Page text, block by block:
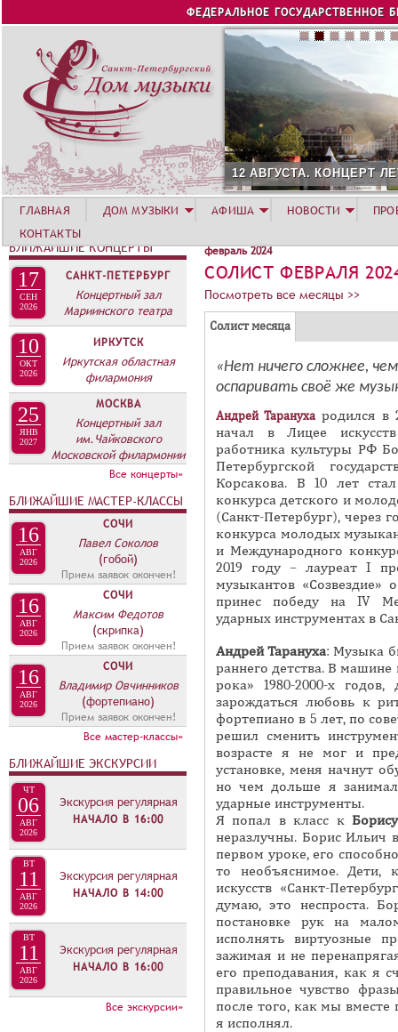
Jump to navigation
ФЕДЕРАЛЬНОЕ ГОСУДАРСТВЕННОЕ
12 АВГУСТА. КОНЦЕРТ
февраль 2024
СОЛИСТ ФЕВРАЛЯ
Посмотреть все месяцы >>
Г
П
П
Д
О
Л
И
М
Ц
Солист месяца(
а
к
т
и
в
н
а
я
в
к
л
а
д
к
а
)
«Нет ничего сложнее,
оспаривать своё же
Андрей Тарануха родился в
начал в Лицее искусств
работника культуры РФ
Петербургской
Корсакова. В 10 лет
конкурса детского и
(Санкт-Петербург), через
конкурса молодых
и Международного
2019 году – лауреат I
музыкантов «Созвездие»
принес победу на IV
ударных инструментах в
АндрейТарануха: Музыка
раннего детства. В машине
рока» 1980-2000-х
зарождаться любовь к
фортепиано в 5 лет, по
решил сменить
возрасте я не мог и
установке, меня начнут
но чем дольше я
ударные инструменты.
Я попал в класс к
неразлучны. Борис Ильич
первом уроке, его
то необъяснимое. Дети,
искусств «Санкт-
думаю, это неспроста.
постановке рук на
исполнять виртуозные
зажимая и не
его преподавания, как я
правильное чувство
после того, как мы вместе
я исполнял.
ГЛАВНАЯ ДОМ МУЗЫКИ АФИША НОВОСТИ
КОНТАКТЫ
БЛИЖАЙШИЕ КОНЦЕРТЫ
17
СЕН
2026
САНКТ-ПЕТЕРБУРГ
Концертный зал
Мариинского театра
10
ОКТ
2026
ИРКУТСК
Иркутская областная
филармония
25
ЯНВ
2027
МОСКВА
Концертный зал
им.Чайковского
Московской филармонии
Все концерты»
БЛИЖАЙШИЕ МАСТЕР-КЛАССЫ
16
АВГ
2026
СОЧИ
Павел Соколов
(гобой)
Прием заявок окончен!
16
АВГ
2026
СОЧИ
Максим Федотов
(скрипка)
Прием заявок окончен!
16
АВГ
2026
СОЧИ
Владимир Овчинников
(фортепиано)
Прием заявок окончен!
Все мастер-классы»
БЛИЖАЙШИЕ ЭКСКУРСИИ
ЧТ
06
АВГ
2026
Экскурсия регулярная
НАЧАЛО В 16:00
ВТ
11
АВГ
2026
Экскурсия регулярная
НАЧАЛО В 14:00
ВТ
11
АВГ
2026
Экскурсия регулярная
НАЧАЛО В 16:00
Все экскурсии»